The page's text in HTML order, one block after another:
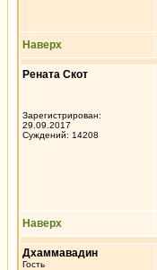
Наверх
Рената Скот
Зарегистрирован:
29.09.2017
Суждений: 14208
Наверх
Дхаммавадин
Гость